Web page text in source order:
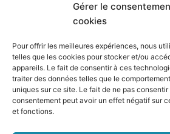
Gérer le
cookies
Pour offrir les meilleures expériences, nous
telles que les cookies pour stocker et/ou
appareils. Le fait de consentir à ces
traiter des données telles que le
uniques sur ce site. Le fait de ne pas consentir
consentement peut avoir un effet négatif sur
et fonctions.
b
o
o
k
-
f
a
g
r
a
m
i
n
e
d
i
n
-
i
Aderisce